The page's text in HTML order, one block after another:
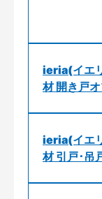
ieria(イエ
材 開き戸
ieria(イエ
材 引戸･吊